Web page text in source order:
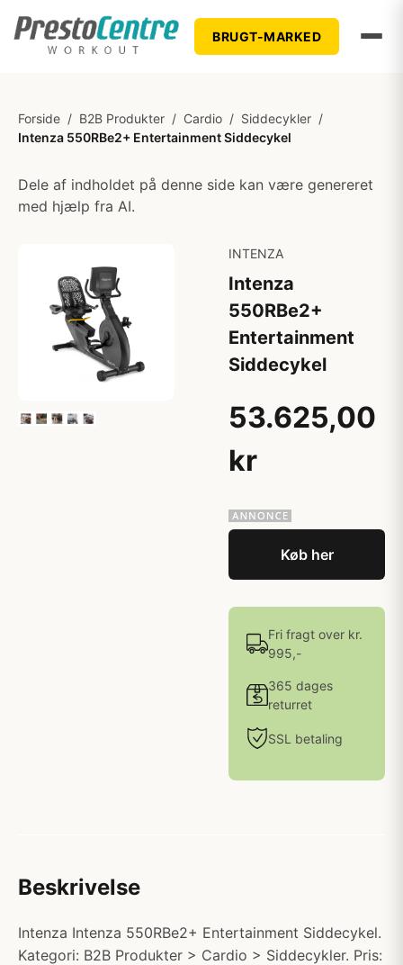
BRUGT-MARKED
Forside / B2B Produkter / Cardio / Siddecykler /
Intenza 550RBe2+ Entertainment Siddecykel
Dele af indholdet på denne side kan være genereret
med hjælp fra AI.
INTENZA
Intenza
550RBe2+
Entertainment
Siddecykel
53.625,00
kr
Køb her
Fri fragt over kr.
995,-
365 dages
returret
SSL betaling
Beskrivelse
Intenza Intenza 550RBe2+ Entertainment Siddecykel.
Kategori: B2B Produkter > Cardio > Siddecykler. Pris: